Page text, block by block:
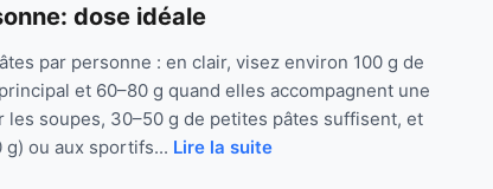
dose idéale
par personne : en clair, visez environ 100 g de
et 60–80 g quand elles accompagnent une
les soupes, 30–50 g de petites pâtes suffisent, et
g) ou aux sportifs... Lire la suite